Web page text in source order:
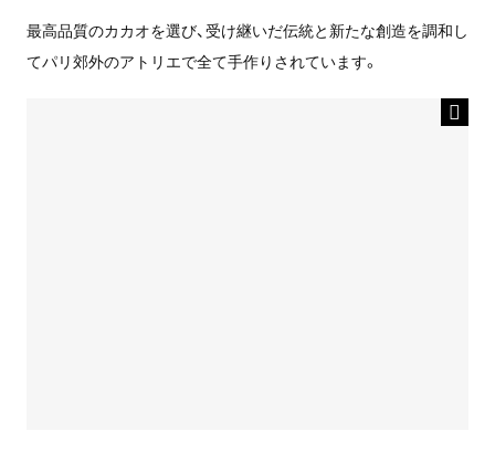
最高品質のカカオを選び、受け継いだ伝統と新たな創造を調和し
てパリ郊外のアトリエで全て手作りされています。